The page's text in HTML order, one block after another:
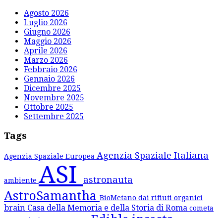
Agosto 2026
Luglio 2026
Giugno 2026
Maggio 2026
Aprile 2026
Marzo 2026
Febbraio 2026
Gennaio 2026
Dicembre 2025
Novembre 2025
Ottobre 2025
Settembre 2025
Tags
Agenzia Spaziale Europea Agenzia Spaziale Italiana
ambiente ASI astronauta
AstroSamantha BioMetano dai rifiuti organici
brain Casa della Memoria e della Storia di Roma cometa